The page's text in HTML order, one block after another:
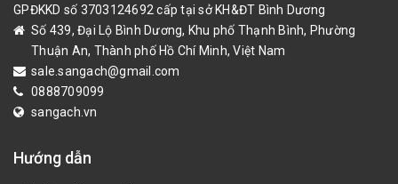
GPĐKKD số 3703124692 cấp tại sở KH&ĐT Bình Dương
Số 439, Đại Lộ Bình Dương, Khu phố Thạnh Bình, Phường
Thuận An, Thành phố Hồ Chí Minh, Việt Nam
sale.sangach@gmail.com
0888709099
sangach.vn
Hướng dẫn